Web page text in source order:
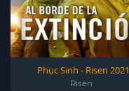
Phục Sinh - Risen 2021
Risen